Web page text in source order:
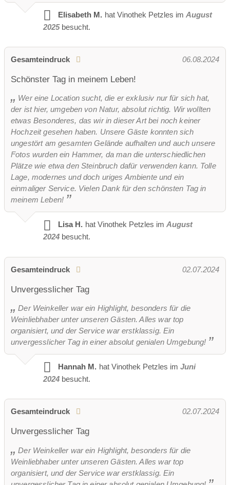
Elisabeth M. hat Vinothek Petzles im August
2025 besucht.
Gesamteindruck 06.08.2024
Schönster Tag in meinem Leben!
Wer eine Location sucht, die er exklusiv nur für sich hat,
der ist hier, umgeben von Natur, absolut richtig. Wir wollten
etwas Besonderes, das wir in dieser Art bei noch keiner
Hochzeit gesehen haben. Unsere Gäste konnten sich
ungestört am gesamten Gelände aufhalten und auch unsere
Fotos wurden ein Hammer, da man die unterschiedlichen
Plätze wie etwa den Steinbruch dafür verwenden kann. Tolle
Lage, modernes und doch uriges Ambiente und ein
einmaliger Service. Vielen Dank für den schönsten Tag in
meinem Leben!
Lisa H. hat Vinothek Petzles im August
2024 besucht.
Gesamteindruck 02.07.2024
Unvergesslicher Tag
Der Weinkeller war ein Highlight, besonders für die
Weinliebhaber unter unseren Gästen. Alles war top
organisiert, und der Service war erstklassig. Ein
unvergesslicher Tag in einer absolut genialen Umgebung!
Hannah M. hat Vinothek Petzles im Juni
2024 besucht.
Gesamteindruck 02.07.2024
Unvergesslicher Tag
Der Weinkeller war ein Highlight, besonders für die
Weinliebhaber unter unseren Gästen. Alles war top
organisiert, und der Service war erstklassig. Ein